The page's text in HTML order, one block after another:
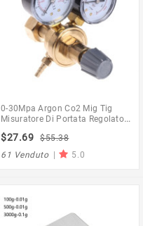
0-30Mpa Argon Co2 Mig Tig
Misuratore Di Portata Regolatore
Saldatura Calibro Saldatura
Regolatore Argon Riduttore Di
Pressione
$27.69
$55.38
61 Venduto | 5.0